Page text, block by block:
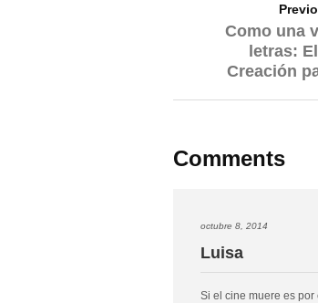
Como una
letras:
Creación
Comments
octubre 8, 2014
Luisa
Si el cine muere es